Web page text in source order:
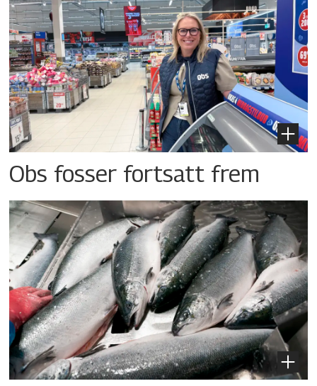
Obs fosser fortsatt frem